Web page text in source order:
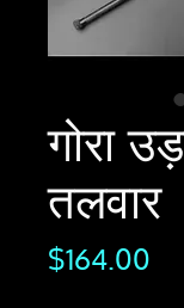
गोरा
तलवार
$164.00